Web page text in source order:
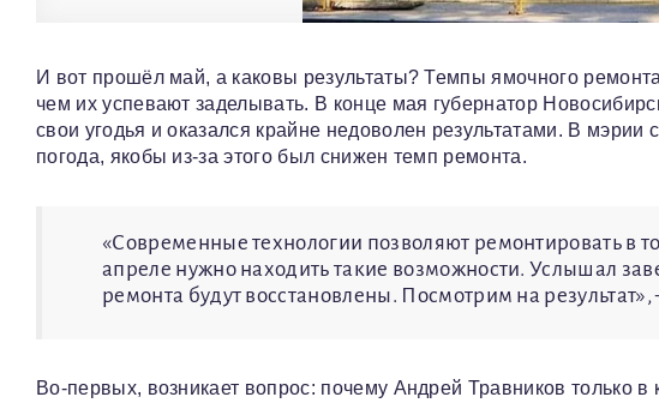
И вот прошёл май, а каковы результаты? Темпы ямочного
чем их успевают заделывать. В конце мая губернатор
свои угодья и оказался крайне недоволен результатами. В
погода, якобы из‑за этого был снижен темп ремонта.
«Современные технологии позволяют ремонтировать в
апреле нужно находить такие возможности. Услышал
ремонта будут восстановлены. Посмотрим на
Во‑первых, возникает вопрос: почему Андрей Травников только